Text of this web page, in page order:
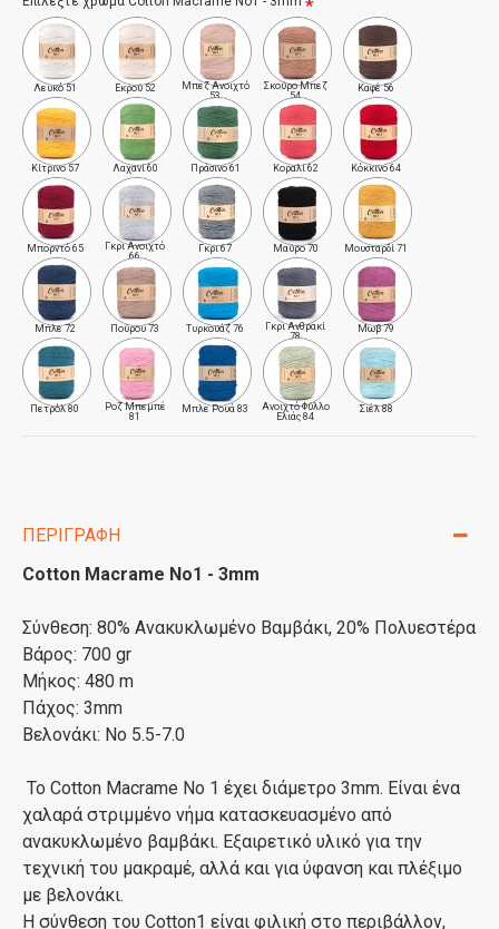
Λευκό 51 Εκρού 52
Μπεζ Ανοιχτό
53
Σκούρο Μπεζ
54
Καφέ 56
Κίτρινο 57 Λαχανί 60 Πράσινο 61 Κοραλί 62 Κόκκινο 64
Μπορντό 65
Γκρι Ανοιχτό
66
Γκρι 67 Μαύρο 70 Μουσταρδί 71
Μπλε 72 Πούρου 73 Τυρκουάζ 76
Γκρι Ανθρακί
78
Μωβ 79
Πετρόλ 80
Ροζ Μπεμπέ
81
Μπλε Ρουά 83
Ανοιχτό Φύλλο
Ελιάς 84
Σιέλ 88
ΠΕΡΙΓΡΑΦΉ
Cotton Macrame No1 - 3mm
Σύνθεση: 80% Ανακυκλωμένο Βαμβάκι, 20% Πολυεστέρα
Βάρος: 700 gr
Μήκος: 480 m
Πάχος: 3mm
Βελονάκι: Νο 5.5-7.0
Το Cotton Macrame No 1 έχει διάμετρο 3mm. Είναι ένα
χαλαρά στριμμένο νήμα κατασκευασμένο από
ανακυκλωμένο βαμβάκι. Εξαιρετικό υλικό για την
τεχνική του μακραμέ, αλλά και για ύφανση και πλέξιμο
με βελονάκι.
Η σύνθεση του Cotton1 είναι φιλική στο περιβάλλον,